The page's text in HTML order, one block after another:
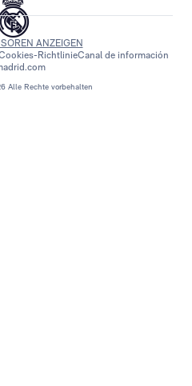
Alle Rechte vorbehalten
ANZEIGEN
RichtlinieCanal de información